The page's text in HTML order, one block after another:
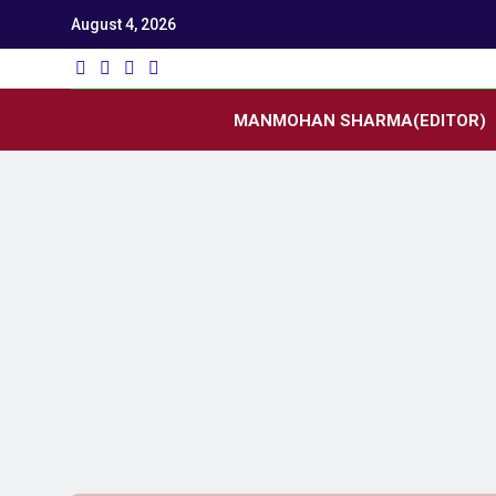
August 4, 2026
MANMOHAN SHARMA(EDITOR)